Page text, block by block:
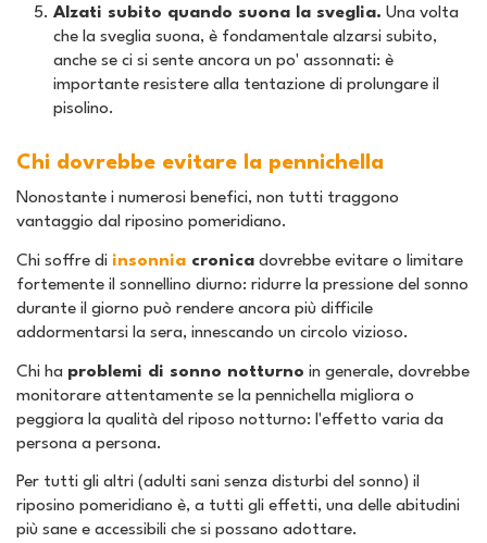
Alzati subito quando suona la sveglia. Una volta
che la sveglia suona, è fondamentale alzarsi subito,
anche se ci si sente ancora un po' assonnati: è
importante resistere alla tentazione di prolungare il
pisolino.
Chi dovrebbe evitare la pennichella
Nonostante i numerosi benefici, non tutti traggono
vantaggio dal riposino pomeridiano.
Chi soffre di insonnia cronica dovrebbe evitare o limitare
fortemente il sonnellino diurno: ridurre la pressione del sonno
durante il giorno può rendere ancora più difficile
addormentarsi la sera, innescando un circolo vizioso.
Chi ha problemi di sonno notturno in generale, dovrebbe
monitorare attentamente se la pennichella migliora o
peggiora la qualità del riposo notturno: l'effetto varia da
persona a persona.
Per tutti gli altri (adulti sani senza disturbi del sonno) il
riposino pomeridiano è, a tutti gli effetti, una delle abitudini
più sane e accessibili che si possano adottare.